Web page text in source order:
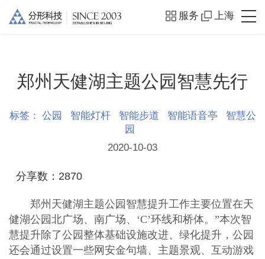
服务 上海
郑州天健湖主题公园智慧先行
标签： 公园 智能灯杆 智能步道 智能语音亭
智慧公
园
2020-10-03
分享数： 2870
郑州天健湖主题公园智慧提升工作主要位置在天
健湖公园北广场、南广场、‘C’环线和桥体。”本次智
慧提升除了公园整体基础设施改进、绿化提升，公园
还会通过设置一些网安金句墙、主题景观、互动游戏